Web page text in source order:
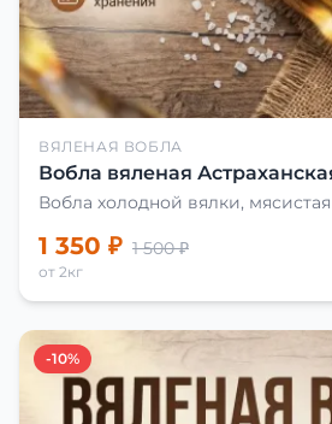
ВЯЛЕНАЯ ВОБЛА
Вобла вяленая
Вобла холодной вялки,
1 350 ₽ 1 500 ₽
от 2кг
-10%